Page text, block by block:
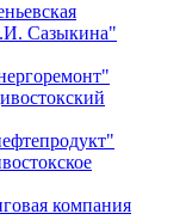
Сазыкина"
компания